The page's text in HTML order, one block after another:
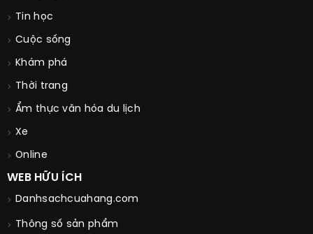
Tin học
Cuộc sống
Khám phá
Thời trang
Ẩm thực văn hóa du lịch
Xe
Online
WEB HỮU ÍCH
Danhsachcuahang.com
Thông số sản phẩm